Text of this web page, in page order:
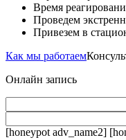
Время
Проведем
Привезем в
Как мы работаем
Онлайн запись
[honeypot adv_name2]